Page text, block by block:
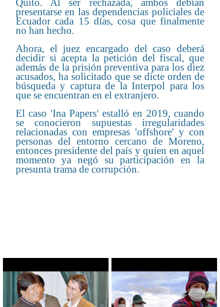
Quito. Al ser rechazada, ambos debían
presentarse en las dependencias policiales de
Ecuador cada 15 días, cosa que finalmente
no han hecho.
Ahora, el juez encargado del caso deberá
decidir si acepta la petición del fiscal, que
además de la prisión preventiva para los diez
acusados, ha solicitado que se dicte orden de
búsqueda y captura de la Interpol para los
que se encuentran en el extranjero.
El caso 'Ina Papers' estalló en 2019, cuando
se conocieron supuestas irregularidades
relacionadas con empresas 'offshore' y con
personas del entorno cercano de Moreno,
entonces presidente del país y quien en aquel
momento ya negó su participación en la
presunta trama de corrupción.